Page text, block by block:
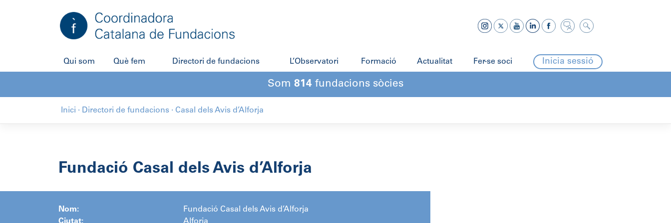
Qui som Què fem Directori de fundacions L’Observatori Formació Actualitat Fer-se soci Inicia sessió
Som 814 fundacions sòcies
Inici · Directori de fundacions · Casal dels Avis d’Alforja
Fundació Casal dels Avis d’Alforja
Nom:
Fundació Casal dels Avis d’Alforja